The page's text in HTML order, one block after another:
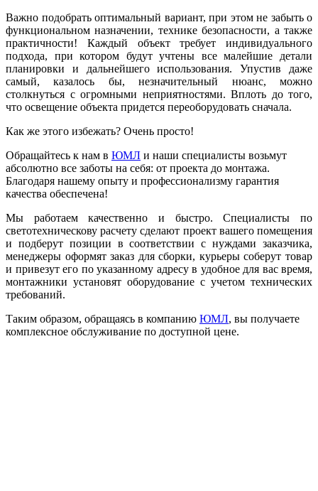
Важно подобрать оптимальный вариант, при этом не забыть о
функциональном назначении, технике безопасности, а также
практичности! Каждый объект требует индивидуального
подхода, при котором будут учтены все малейшие детали
планировки и дальнейшего использования. Упустив даже
самый, казалось бы, незначительный нюанс, можно
столкнуться с огромными неприятностями. Вплоть до того,
что освещение объекта придется переоборудовать сначала.
Как же этого избежать? Очень просто!
Обращайтесь к нам в ЮМЛ и наши специалисты возьмут
абсолютно все заботы на себя: от проекта до монтажа.
Благодаря нашему опыту и профессионализму гарантия
качества обеспечена!
Мы работаем качественно и быстро. Специалисты по
светотехническову расчету сделают проект вашего помещения
и подберут позиции в соответствии с нуждами заказчика,
менеджеры оформят заказ для сборки, курьеры соберут товар
и привезут его по указанному адресу в удобное для вас время,
монтажники установят оборудование с учетом технических
требований.
Таким образом, обращаясь в компанию ЮМЛ, вы получаете
комплексное обслуживание по доступной цене.